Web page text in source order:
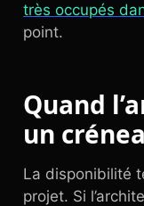
très occupés
point.
Quand
un
La disponibilité
projet. Si